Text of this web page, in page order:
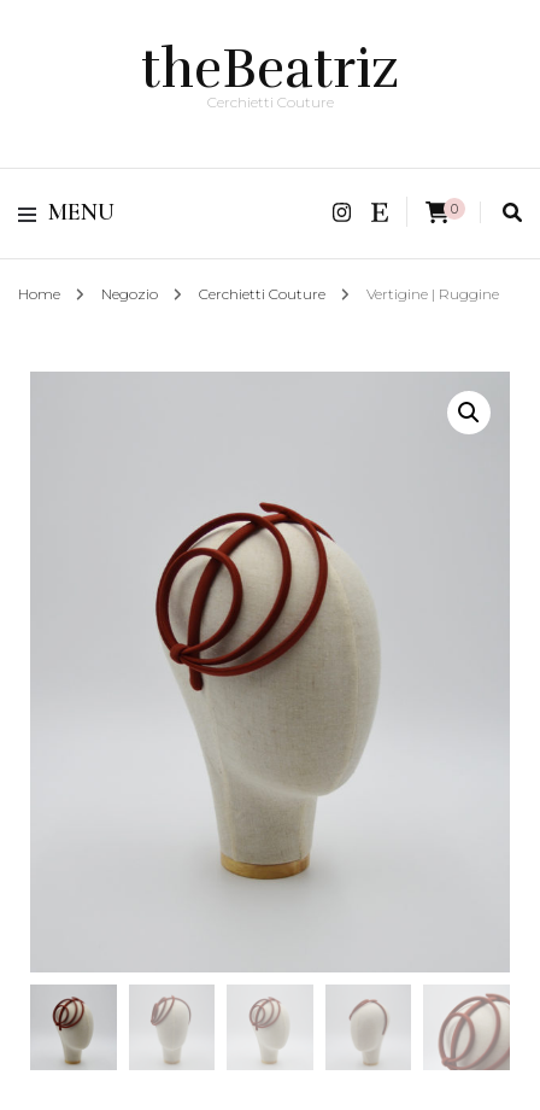
theBeatriz
Cerchietti Couture
MENU 0
Home Negozio Cerchietti Couture Vertigine | Ruggine